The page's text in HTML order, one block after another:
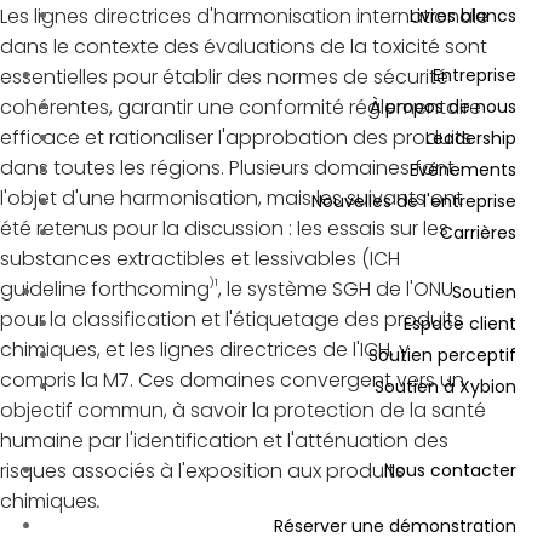
Livres blancs
Entreprise
À propos de nous
Leadership
Evénements
Nouvelles de l'entreprise
Carrières
Soutien
Espace client
Soutien perceptif
Soutien à Xybion
Nous contacter
Réserver une démonstration
Les lignes directrices d'harmonisation internationale
dans le contexte des évaluations de la toxicité sont
essentielles pour établir des normes de sécurité
cohérentes, garantir une conformité réglementaire
efficace et rationaliser l'approbation des produits
dans toutes les régions. Plusieurs domaines font
l'objet d'une harmonisation, mais les suivants ont
été retenus pour la discussion : les essais sur les
substances extractibles et lessivables (ICH
guideline forthcoming)1, le système SGH de l'ONU
pour la classification et l'étiquetage des produits
chimiques, et les lignes directrices de l'ICH, y
compris la M7. Ces domaines convergent vers un
objectif commun, à savoir la protection de la santé
humaine par l'identification et l'atténuation des
risques associés à l'exposition aux produits
chimiques.